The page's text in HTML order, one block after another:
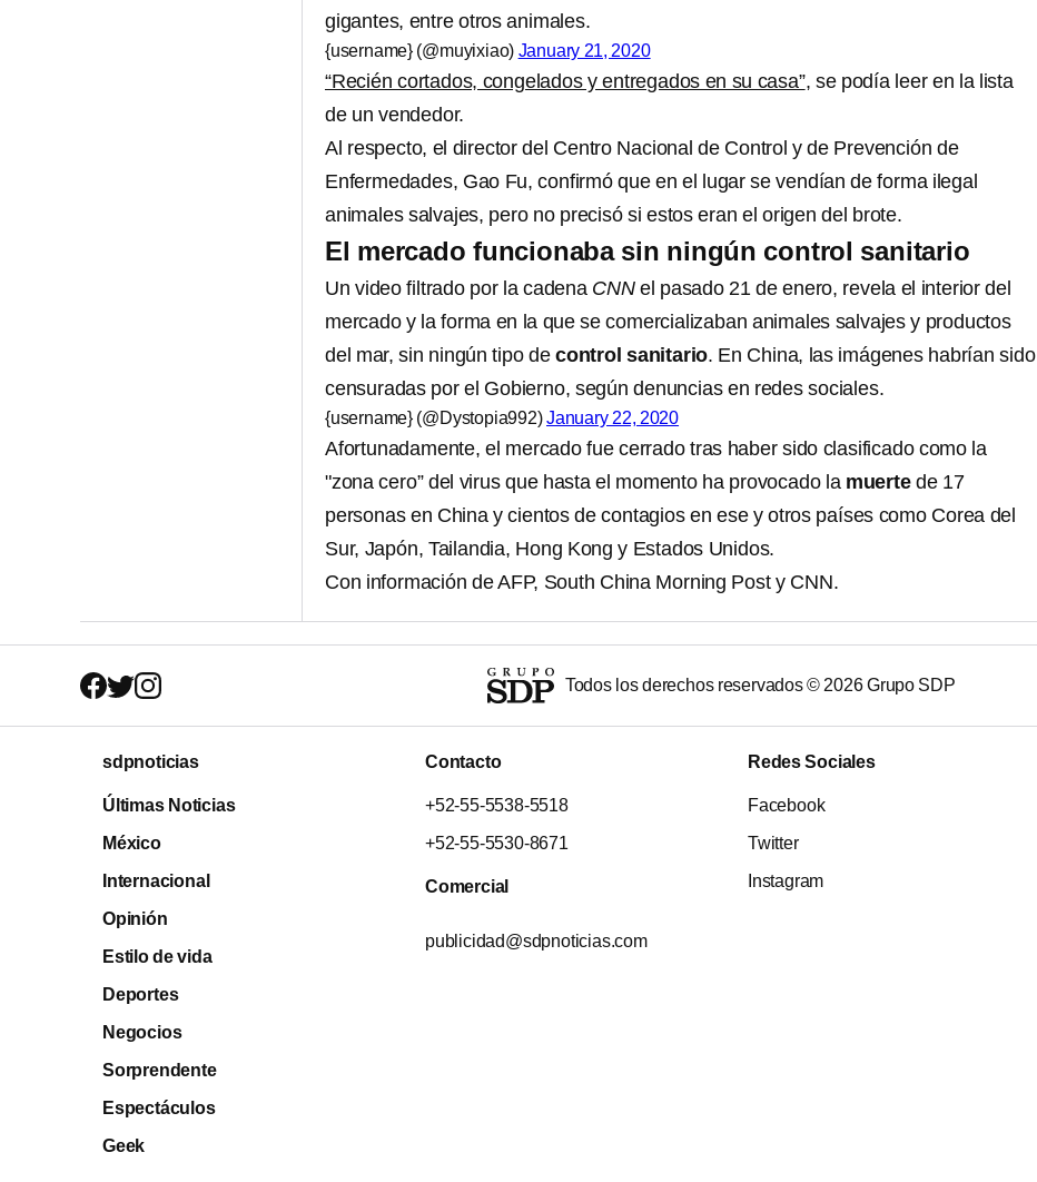
gigantes, entre otros animales.
{username} (@muyixiao) January 21, 2020
“Recién cortados, congelados y entregados en su casa”, se podía leer en la lista
de un vendedor.
Al respecto, el director del Centro Nacional de Control y de Prevención de
Enfermedades, Gao Fu, confirmó que en el lugar se vendían de forma ilegal
animales salvajes, pero no precisó si estos eran el origen del brote.
El mercado funcionaba sin ningún control sanitario
Un video filtrado por la cadena CNNel pasado 21 de enero, revela el interior del
mercado y la forma en la que se comercializaban animales salvajes y productos
del mar, sin ningún tipo decontrol sanitario. En China, las imágenes habrían sido
censuradas por el Gobierno, según denuncias en redes sociales.
{username} (@Dystopia992)January 22, 2020
Afortunadamente, el mercado fue cerrado tras haber sido clasificado como la
"zona cero” del virus que hasta el momento ha provocado la muertede 17
personas en China y cientos de contagios en ese y otros países como Corea del
Sur, Japón, Tailandia, Hong Kong y Estados Unidos.
Con información de AFP, South China Morning Post y CNN.
Todos los derechos reservados © 2026Grupo SDP
sdpnoticias
Últimas Noticias
México
Internacional
Opinión
Estilo de vida
Deportes
Negocios
Sorprendente
Espectáculos
Geek
Contacto
+52-55-5538-5518
+52-55-5530-8671
Comercial
publicidad@sdpnoticias.com
Redes Sociales
Facebook
Twitter
Instagram